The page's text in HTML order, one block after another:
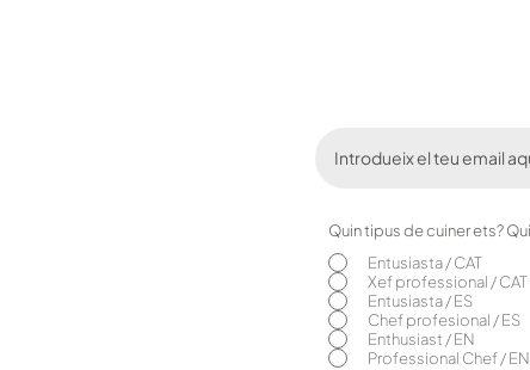
Quin tipus de cuiner ets?
Entusiasta / CAT
Xef professional / CAT
Entusiasta / ES
Chef profesional / ES
Enthusiast / EN
Professional Chef / EN